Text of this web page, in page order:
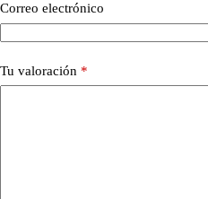
Correo electrónico
Tu valoración *